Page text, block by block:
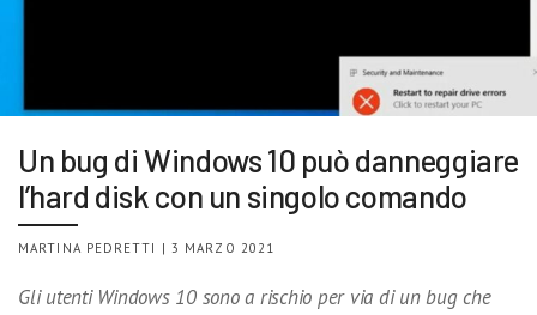
Un bug di Windows 10 può danneggiare
l’hard disk con un singolo comando
MARTINA PEDRETTI | 3 MARZO 2021
Gli utenti Windows 10 sono a rischio per via di un bug che